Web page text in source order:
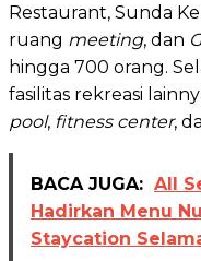
Restaurant, Sunda
ruang meeting, dan
hingga 700 orang.
fasilitas rekreasi
pool, fitness center,
BACA JUGA: All
Hadirkan Menu
Staycation